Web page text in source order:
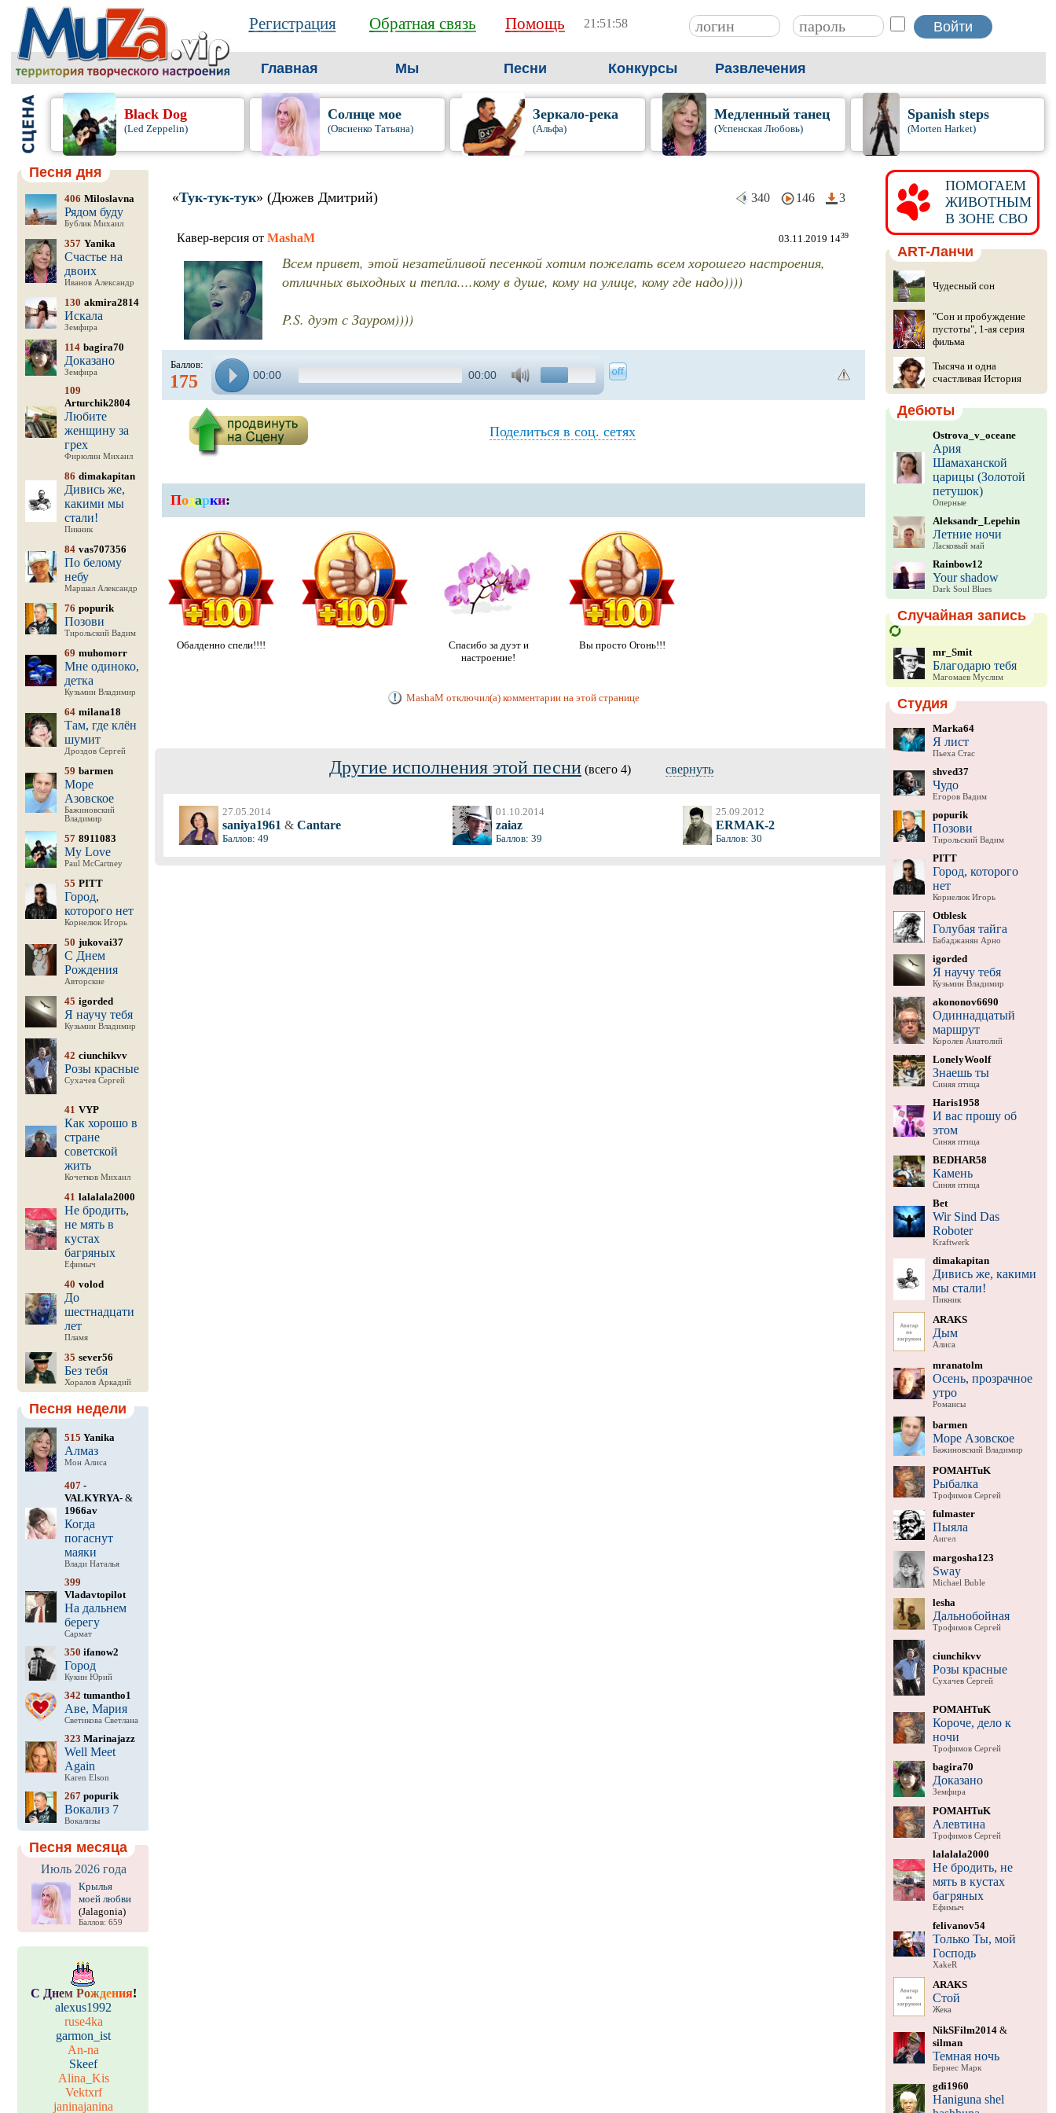
Регистрация Обратная связь Помощь 21:51:59
Главная Мы Песни Конкурсы Развлечения
Black Dog
(Led Zeppelin)
Солнце мое
(Овсиенко Татьяна)
Зеркало-река
(Альфа)
Медленный танец
(Успенская Любовь)
Spanish steps
(Morten Harket)
Песня дня
406 Miloslavna
Рядом буду
Бублик Михаил
357 Yanika
Счастье на
двоих
Иванов Александр
130 akmira2814
Искала
Земфира
114 bagira70
Доказано
Земфира
109
Arturchik2804
Любите
женщину за
грех
Фирюлин Михаил
86 dimakapitan
Дивись же,
какими мы
стали!
Пикник
84 vas707356
По белому
небу
Маршал Александр
76 popurik
Позови
Тирольский Вадим
69 muhomorr
Мне одиноко,
детка
Кузьмин Владимир
64 milana18
Там, где клён
шумит
Дроздов Сергей
59 barmen
Море
Азовское
Бажиновский
Владимир
57 8911083
My Love
Paul McCartney
55 PITT
Город,
которого нет
Корнелюк Игорь
50 jukovai37
С Днем
Рождения
Авторские
45 igorded
Я научу тебя
Кузьмин Владимир
42 ciunchikvv
Розы красные
Сухачев Сергей
41 VYP
Как хорошо в
стране
советской
жить
Кочетков Михаил
41 lalalala2000
Не бродить,
не мять в
кустах
багряных
Ефимыч
40 volod
До
шестнадцати
лет
Пламя
35 sever56
Без тебя
Хоралов Аркадий
Песня недели
515 Yanika
Алмаз
Мон Алиса
407-
VALKYRYA-&
1966av
Когда
погаснут
маяки
Влади Наталья
399
Vladavtopilot
На дальнем
берегу
Сармат
350 ifanow2
Город
Кукин Юрий
342 tumantho1
Аве, Мария
Светикова Светлана
323 Marinajazz
Well Meet
Again
Karen Elson
267popurik
Вокализ 7
Вокализы
Песня месяца
Июль 2026 года
Крылья
моей любви
(Jalagonia)
Баллов: 659
С Днем Рождения!
alexus1992
ruse4ka
garmon_ist
An-na
Skeef
Alina_Kis
Vektxrf
janinajanina
«Тук-тук-тук» (Дюжев Дмитрий) 340 146 3
Кавер-версия от MashaM 03.11.2019 1439
Всем привет, этой незатейливой песенкой хотим пожелать всем хорошего настроения,
отличных выходных и тепла....кому в душе, кому на улице, кому где надо))))
P.S. дуэт с Зауром))))
Баллов:
175 00:00 00:00
Поделиться в соц. сетях
Подарки:
Обалденно спели!!!!
Спасибо за дуэт и
настроение!
Вы просто Огонь!!!
MashaM отключил(а) комментарии на этой странице
Другие исполнения этой песни (всего 4) свернуть
27.05.2014
saniya1961 &Cantare
Баллов: 49
01.10.2014
zaiaz
Баллов: 39
25.09.2012
ERMAK-2
Баллов: 30
ПОМОГАЕМ
ЖИВОТНЫМ
В ЗОНЕ СВО
ART-Ланчи
Чудесный сон
"Сон и пробуждение
пустоты", 1-ая серия
фильма
Тысяча и одна
счастливая История
Дебюты
Ostrova_v_oceane
Ария
Шамаханской
царицы (Золотой
петушок)
Оперные
Aleksandr_Lepehin
Летние ночи
Ласковый май
Rainbow12
Your shadow
Dark Soul Blues
Случайная запись
mr_Smit
Благодарю тебя
Магомаев Муслим
Студия
Marka64
Я лист
Пьеха Стас
shved37
Чудо
Егоров Вадим
popurik
Позови
Тирольский Вадим
PITT
Город, которого
нет
Корнелюк Игорь
Otblesk
Голубая тайга
Бабаджанян Арно
igorded
Я научу тебя
Кузьмин Владимир
akononov6690
Одиннадцатый
маршрут
Королев Анатолий
LonelyWoolf
Знаешь ты
Синяя птица
Haris1958
И вас прошу об
этом
Синяя птица
BEDHAR58
Камень
Синяя птица
Bet
Wir Sind Das
Roboter
Kraftwerk
dimakapitan
Дивись же, какими
мы стали!
Пикник
ARAKS
Дым
Алиса
mranatolm
Осень, прозрачное
утро
Романсы
barmen
Море Азовское
Бажиновский Владимир
POMAHTuK
Рыбалка
Трофимов Сергей
fulmaster
Пыяла
Аигел
margosha123
Sway
Michael Buble
lesha
Дальнобойная
Трофимов Сергей
ciunchikvv
Розы красные
Сухачев Сергей
POMAHTuK
Короче, дело к
ночи
Трофимов Сергей
bagira70
Доказано
Земфира
POMAHTuK
Алевтина
Трофимов Сергей
lalalala2000
Не бродить, не
мять в кустах
багряных
Ефимыч
felivanov54
Только Ты, мой
Господь
XakeR
ARAKS
Стой
Жека
NikSFilm2014&
silman
Темная ночь
Бернес Марк
gdi1960
Haniguna shel